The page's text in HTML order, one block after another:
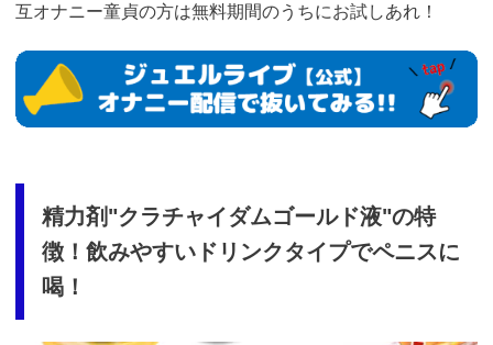
互オナニー童貞の方は無料期間のうちにお試しあれ！
https://www.j-
live.tv/LiveChat/acs.php?
si=jwchatt&pid=MLA5661_0001&pa=lp33.php
精力剤"クラチャイダムゴールド液"の特
徴！飲みやすいドリンクタイプでペニスに
喝！